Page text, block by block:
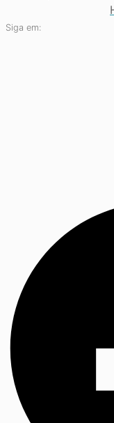
Siga em: